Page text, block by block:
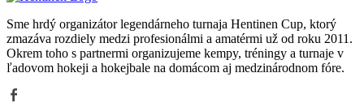
Sme hrdý organizátor legendárneho turnaja Hentinen Cup, ktorý
zmazáva rozdiely medzi profesionálmi a amatérmi už od roku 2011.
Okrem toho s partnermi organizujeme kempy, tréningy a turnaje v
ľadovom hokeji a hokejbale na domácom aj medzinárodnom fóre.